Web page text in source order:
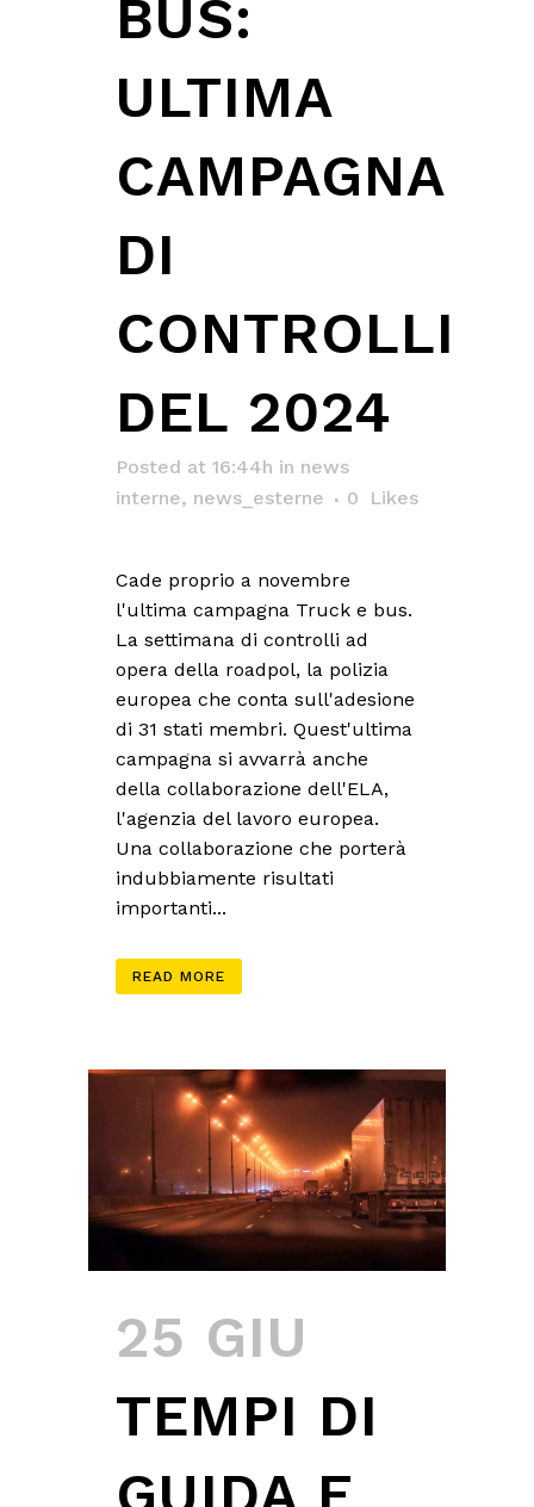
BUS:
ULTIMA
CAMPAGNA
DI
CONTROLLI
DEL 2024
Posted at 16:44h in news
interne, news_esterne 0 Likes
Cade proprio a novembre
l'ultima campagna Truck e bus.
La settimana di controlli ad
opera della roadpol, la polizia
europea che conta sull'adesione
di 31 stati membri. Quest'ultima
campagna si avvarrà anche
della collaborazione dell'ELA,
l'agenzia del lavoro europea.
Una collaborazione che porterà
indubbiamente risultati
importanti...
READ MORE
25 GIU
TEMPI DI